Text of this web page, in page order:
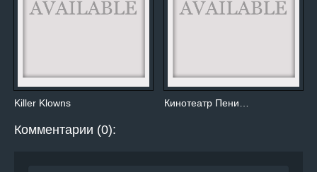
Killer Klowns Кинотеатр Пени…
Комментарии (0):